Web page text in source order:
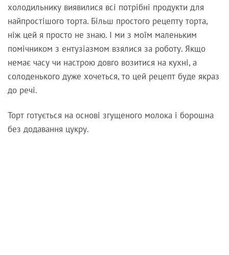
холодильнику виявилися всі потрібні продукти для
найпростішого торта. Більш простого рецепту торта,
ніж цей я просто не знаю. І ми з моїм маленьким
помічником з ентузіазмом взялися за роботу. Якщо
немає часу чи настрою довго возитися на кухні, а
солоденького дуже хочеться, то цей рецепт буде якраз
до речі.
Торт готується на основі згущеного молока і борошна
без додавання цукру.